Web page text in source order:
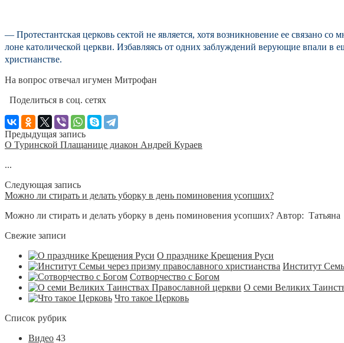
— Протестантская церковь сектой не является, хотя возникновение ее
лоне католической церкви. Избавляясь от одних заблуждений верующие впали
христианстве.
На вопрос отвечал игумен Митрофан
Поделиться в соц. сетях
Предыдущая запись
О Туринской Плащанице диакон Андрей Кураев
...
Следующая запись
Можно ли стирать и делать уборку в день поминовения усопших?
Можно ли стирать и делать уборку в день поминовения усопших? Автор:
Свежие записи
О празднике Крещения Руси
Институт
Сотворчество с Богом
О семи Великих
Что такое Церковь
Список рубрик
Видео 43